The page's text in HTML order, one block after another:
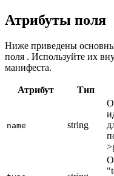
Атрибуты поля
Ниже приведены
поля . Используйте их
манифеста.
Атрибут Тип
name string